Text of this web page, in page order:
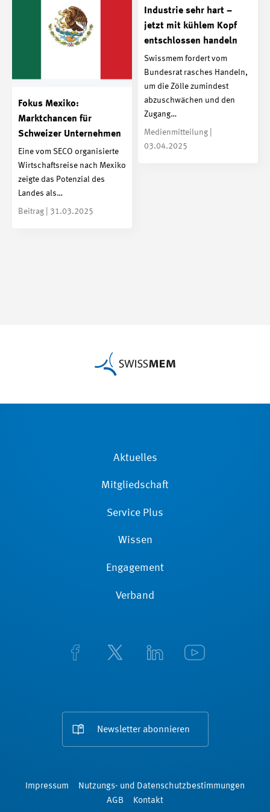
Industrie sehr hart –
jetzt mit kühlem Kopf
entschlossen handeln
Swissmem fordert vom
Bundesrat rasches Handeln,
um die Zölle zumindest
abzuschwächen und den
Zugang…
Medienmitteilung |
03.04.2025
Fokus Mexiko:
Marktchancen für
Schweizer Unternehmen
Eine vom SECO organisierte
Wirtschaftsreise nach Mexiko
zeigte das Potenzial des
Landes als…
Beitrag | 31.03.2025
Aktuelles
Mitgliedschaft
Service Plus
Wissen
Engagement
Verband
Newsletter abonnieren
Impressum
Nutzungs- und Datenschutzbestimmungen
AGB
Kontakt